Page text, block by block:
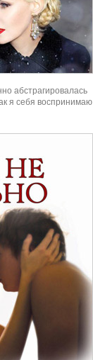
абстрагировалась
я себя воспринимаю